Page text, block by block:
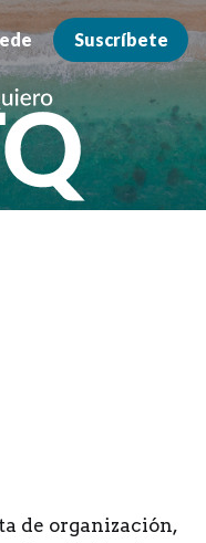
Suscríbete
de organización,